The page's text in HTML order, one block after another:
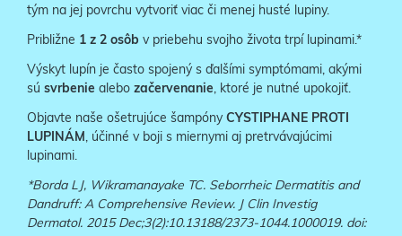
tým na jej povrchu vytvoriť viac či menej husté lupiny.
Približne 1 z 2 osôb v priebehu svojho života trpí lupinami.*
Výskyt lupín je často spojený s ďalšími symptómami, akými
sú svrbenie alebo začervenanie, ktoré je nutné upokojiť.
Objavte naše ošetrujúce šampóny CYSTIPHANE PROTI
LUPINÁM, účinné v boji s miernymi aj pretrvávajúcimi
lupinami.
*Borda LJ, Wikramanayake TC. Seborrheic Dermatitis and
Dandruff: A Comprehensive Review. J Clin Investig
Dermatol. 2015 Dec;3(2):10.13188/2373-1044.1000019. doi: